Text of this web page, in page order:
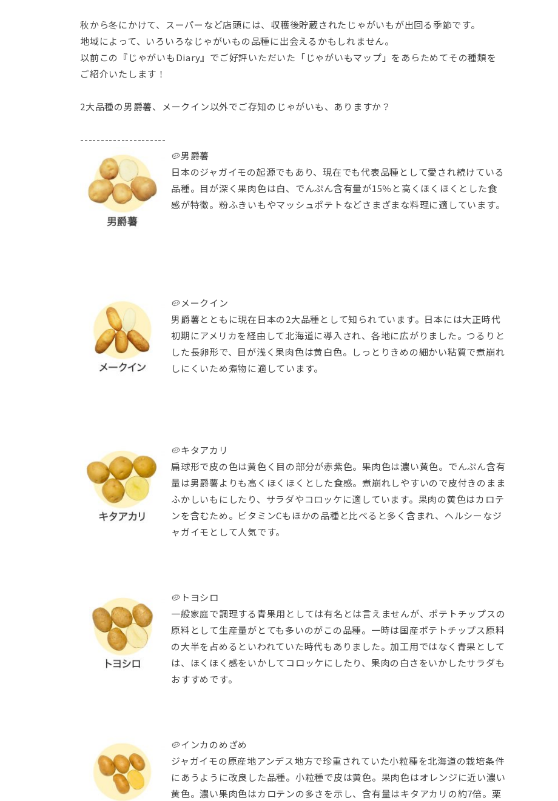
秋から冬にかけて、スーパーなど店頭には、収穫後貯蔵されたじゃがいもが出回る季節です。
地域によって、いろいろなじゃがいもの品種に出会えるかもしれません。
以前この『じゃがいもDiary』でご好評いただいた「じゃがいもマップ」をあらためてその種類を
ご紹介いたします！
2大品種の男爵薯、メークイン以外でご存知のじゃがいも、ありますか？
---------------------
🥔男爵薯
日本のジャガイモの起源でもあり、現在でも代表品種として愛され続けている
品種。目が深く果肉色は白、でんぷん含有量が15％と高くほくほくとした食
感が特徴。粉ふきいもやマッシュポテトなどさまざまな料理に適しています。
🥔メークイン
男爵薯とともに現在日本の2大品種として知られています。日本には大正時代
初期にアメリカを経由して北海道に導入され、各地に広がりました。つるりと
した長卵形で、目が浅く果肉色は黄白色。しっとりきめの細かい粘質で煮崩れ
しにくいため煮物に適しています。
🥔キタアカリ
扁球形で皮の色は黄色く目の部分が赤紫色。果肉色は濃い黄色。でんぷん含有
量は男爵薯よりも高くほくほくとした食感。煮崩れしやすいので皮付きのまま
ふかしいもにしたり、サラダやコロッケに適しています。果肉の黄色はカロテ
ンを含むため。ビタミンCもほかの品種と比べると多く含まれ、ヘルシーなジ
ャガイモとして人気です。
🥔トヨシロ
一般家庭で調理する青果用としては有名とは言えませんが、ポテトチップスの
原料として生産量がとても多いのがこの品種。一時は国産ポテトチップス原料
の大半を占めるといわれていた時代もありました。加工用ではなく青果として
は、ほくほく感をいかしてコロッケにしたり、果肉の白さをいかしたサラダも
おすすめです。
🥔インカのめざめ
ジャガイモの原産地アンデス地方で珍重されていた小粒種を北海道の栽培条件
にあうように改良した品種。小粒種で皮は黄色。果肉色はオレンジに近い濃い
黄色。濃い果肉色はカロテンの多さを示し、含有量はキタアカリの約7倍。栗